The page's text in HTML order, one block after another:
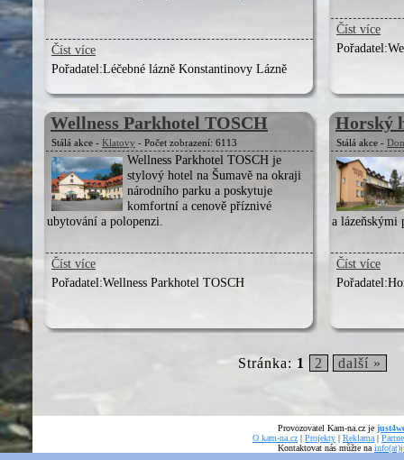
Číst více
Pořadatel:Léčebné lázně Konstantinovy Lázně
Číst více
Pořadatel:
Wellness Parkhotel TOSCH
Stálá akce - Klatovy - Počet zobrazení: 6113
Wellness Parkhotel TOSCH je
stylový hotel na Šumavě na okraji
národního parku a poskytuje
komfortní a cenově příznivé
ubytování a polopenzi.
Číst více
Pořadatel:Wellness Parkhotel TOSCH
Horský
Stálá akce -
a lázeňskými
Číst více
Pořadatel:
Stránka: 1 2 další »
Provozovatel Kam-na.cz je
O kam-na.cz | Projekty | Reklama |
Kontaktovat nás můžte na